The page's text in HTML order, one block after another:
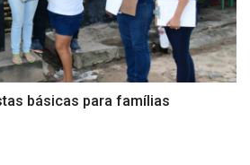
básicas para famílias